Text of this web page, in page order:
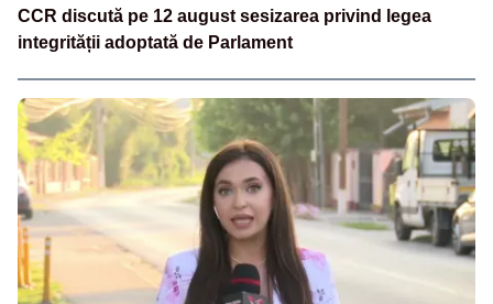
CCR discută pe 12 august sesizarea privind legea
integrității adoptată de Parlament